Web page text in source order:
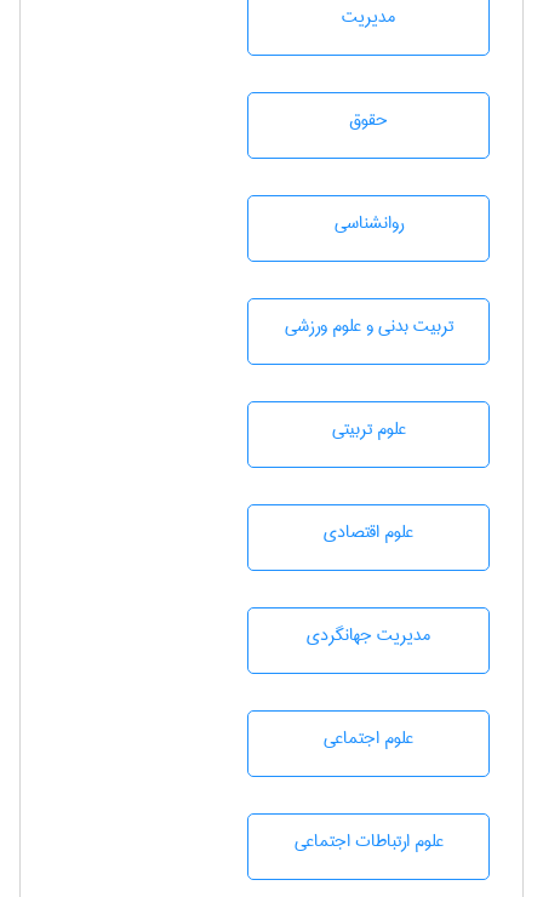
مديريت
حقوق
روانشناسی
تربيت بدنی و علوم ورزشی
علوم تربيتی
علوم اقتصادی
مديريت جهانگردی
علوم اجتماعی
علوم ارتباطات اجتماعی